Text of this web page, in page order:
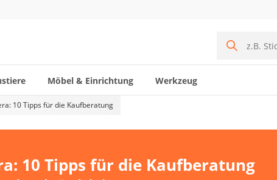
Möbel & Einrichtung Werkzeug
10 Tipps für die Kaufberatung
10 Tipps für die Kaufberatung